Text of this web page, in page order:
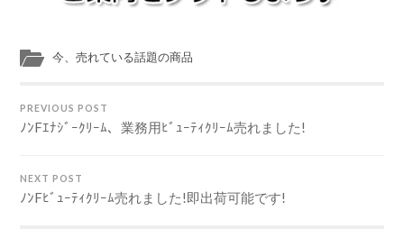
今、売れている話題の商品
PREVIOUS POST
ﾉﾝFｴﾅｼﾞｰｸﾘｰﾑ、業務用ﾋﾞｭｰﾃｨｸﾘｰﾑ売れました!
NEXT POST
ﾉﾝFﾋﾞｭｰﾃｨｸﾘｰﾑ売れました!即出荷可能です!